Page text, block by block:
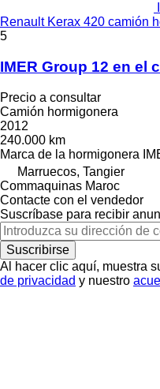
Renault Kerax 420 camión
5
IMER Group 12 en el
Precio a consultar
Camión hormigonera
2012
240.000 km
Marca de la hormigonera
Marruecos, Tangier
Commaquinas Maroc
Contacte con el vendedor
Suscríbase para recibir
Suscribirse
Al hacer clic aquí, muestra
de privacidad y nuestro